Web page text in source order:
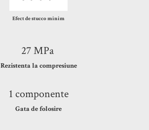
Efect de stucco minim
27 MPa
Rezistenta la compresiune
1 componente
Gata de folosire